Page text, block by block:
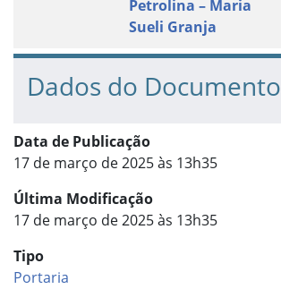
Petrolina – Maria
Sueli Granja
Dados do Documento
Data de Publicação
17 de março de 2025 às 13h35
Última Modificação
17 de março de 2025 às 13h35
Tipo
Portaria